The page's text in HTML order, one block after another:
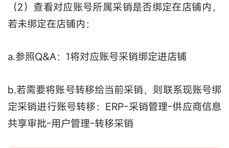
（2）查看对应账号所属采销是否绑定在店铺内，
若未绑定在店铺内：
a.参照Q&A：1将对应账号采销绑定进店铺
b.若需要将账号转移给当前采销，则联系现账号绑
定采销进行账号转移：ERP-采销管理-供应商信息
共享审批-用户管理-转移采销